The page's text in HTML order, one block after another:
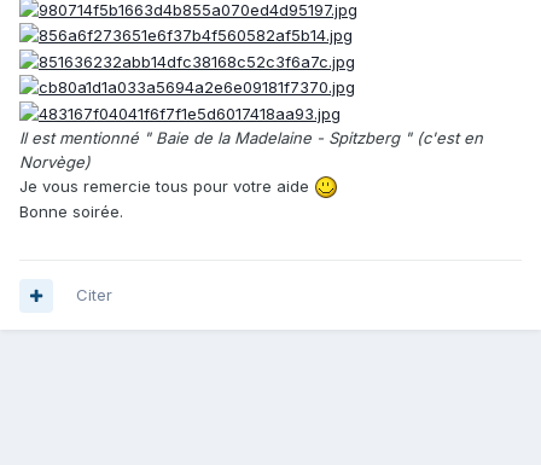
Il est mentionné " Baie de la Madelaine - Spitzberg " (c'est en
Norvège)
Je vous remercie tous pour votre aide
Bonne soirée.
Citer